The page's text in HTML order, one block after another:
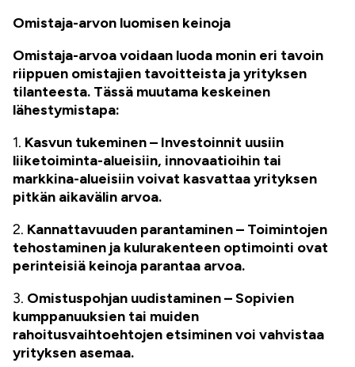
Omistaja-arvon luomisen keinoja
Omistaja-arvoa voidaan luoda monin eri tavoin
riippuen omistajien tavoitteista ja yrityksen
tilanteesta. Tässä muutama keskeinen
lähestymistapa:
1. Kasvun tukeminen – Investoinnit uusiin
liiketoiminta-alueisiin, innovaatioihin tai
markkina-alueisiin voivat kasvattaa yrityksen
pitkän aikavälin arvoa.
2. Kannattavuuden parantaminen – Toimintojen
tehostaminen ja kulurakenteen optimointi ovat
perinteisiä keinoja parantaa arvoa.
3. Omistuspohjan uudistaminen – Sopivien
kumppanuuksien tai muiden
rahoitusvaihtoehtojen etsiminen voi vahvistaa
yrityksen asemaa.